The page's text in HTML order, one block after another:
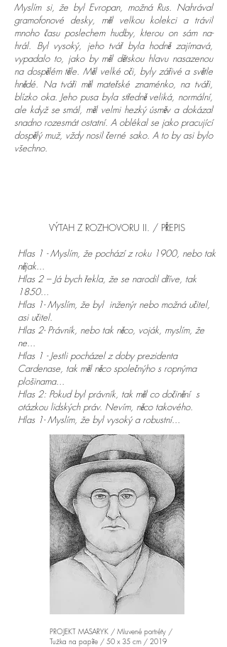
Myslím si, že byl Evropan, možná Rus. Nahrával
gramofonové desky, měl velkou kolekci a trávil
mnoho času poslechem hudby, kterou on sám na-
hrál. Byl vysoký, jeho tvář byla hodně zajímavá,
vypadalo to, jako by měl dětskou hlavu nasazenou
na dospělém těle. Měl velké oči, byly zářivé a světle
hnědé. Na tváři měl mateřské znaménko, na tváři,
blízko oka. Jeho pusa byla středně veliká, normální,
ale když se smál, měl velmi hezký úsměv a dokázal
snadno rozesmát ostatní. A oblékal se jako pracující
dospělý muž, vždy nosil černé sako. A to by asi bylo
všechno.
VÝTAH Z ROZHOVORU II. / PŘEPIS
Hlas 1 - Myslím, že pochází z roku 1900, nebo tak
nějak...
Hlas 2 – Já bych řekla, že se narodil dříve, tak
1850...
Hlas 1- Myslím, že byl inženýr nebo možná učitel,
asi učitel.
Hlas 2- Právník, nebo tak něco, voják, myslím, že
ne...
Hlas 1 - Jestli pocházel z doby prezidenta
Cardenase, tak měl něco společnýho s ropnýma
plošinama...
Hlas 2: Pokud byl právník, tak měl co dočinění s
otázkou lidských práv. Nevím, něco takového.
Hlas 1- Myslím, že byl vysoký a robustní...
PROJEKT MASARYK / Mluvené portréty /
Tužka na papíře / 50 x 35 cm / 2019